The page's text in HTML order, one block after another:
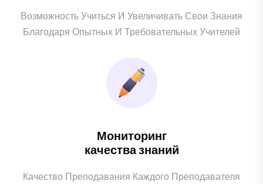
Возможность Учиться И Увеличивать Свои Знания
Благодаря Опытных И Требовательных Учителей
Мониторинг
качества знаний
Качество Преподавания Каждого Преподавателя